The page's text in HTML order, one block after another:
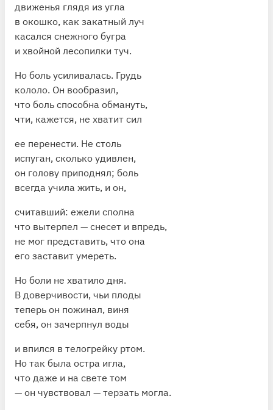
движенья глядя из угла
в окошко, как закатный луч
касался снежного бугра
и хвойной лесопилки туч.
Но боль усиливалась. Грудь
кололо. Он вообразил,
что боль способна обмануть,
чти, кажется, не хватит сил
ее перенести. Не столь
испуган, сколько удивлен,
он голову приподнял; боль
всегда учила жить, и он,
считавший: ежели сполна
что вытерпел — снесет и впредь,
не мог представить, что она
его заставит умереть.
Но боли не хватило дня.
В доверчивости, чьи плоды
теперь он пожинал, виня
себя, он зачерпнул воды
и впился в телогрейку ртом.
Но так была остра игла,
что даже и на свете том
— он чувствовал — терзать могла.